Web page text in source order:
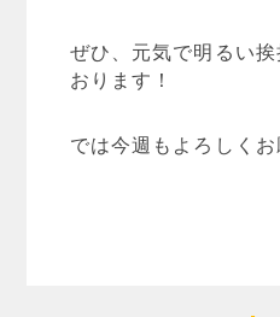
ぜひ、元気で明るい
おります！
では今週もよろしくお